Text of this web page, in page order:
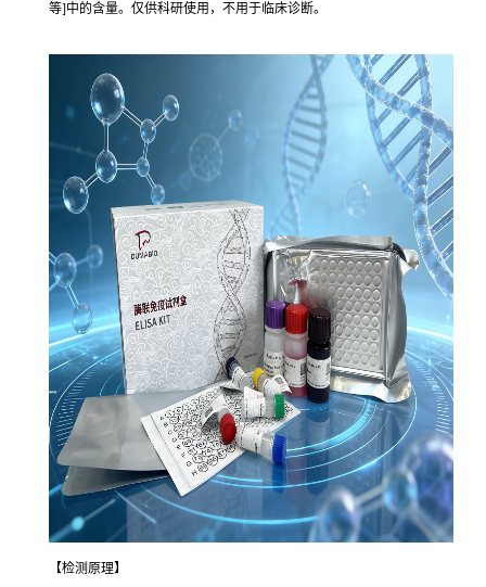
等]中的含量。仅供科研使用，不用于临床诊断。
【检测原理】